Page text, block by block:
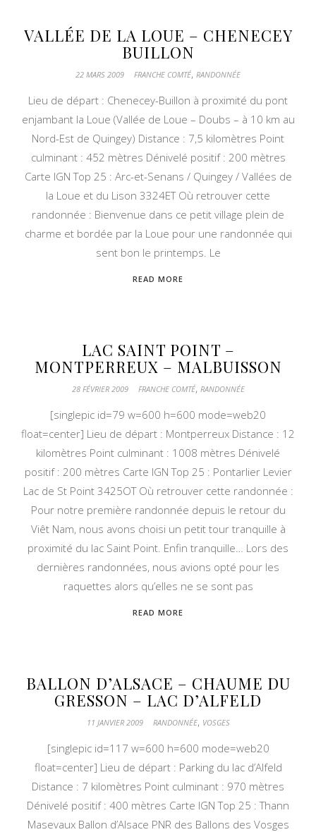
VALLÉE DE LA LOUE – CHENECEY
BUILLON
22 MARS 2009 FRANCHE COMTÉ, RANDONNÉE
Lieu de départ : Chenecey-Buillon à proximité du pont
enjambant la Loue (Vallée de Loue – Doubs – à 10 km au
Nord-Est de Quingey) Distance : 7,5 kilomètres Point
culminant : 452 mètres Dénivelé positif : 200 mètres
Carte IGN Top 25 : Arc-et-Senans / Quingey / Vallées de
la Loue et du Lison 3324ET Où retrouver cette
randonnée : Bienvenue dans ce petit village plein de
charme et bordée par la Loue pour une randonnée qui
sent bon le printemps. Le
READ MORE
LAC SAINT POINT –
MONTPERREUX – MALBUISSON
28 FÉVRIER 2009 FRANCHE COMTÉ, RANDONNÉE
[singlepic id=79 w=600 h=600 mode=web20
float=center] Lieu de départ : Montperreux Distance : 12
kilomètres Point culminant : 1008 mètres Dénivelé
positif : 200 mètres Carte IGN Top 25 : Pontarlier Levier
Lac de St Point 3425OT Où retrouver cette randonnée :
Pour notre première randonnée depuis le retour du
Viêt Nam, nous avons choisi un petit tour tranquille à
proximité du lac Saint Point. Enfin tranquille… Lors des
dernières randonnées, nous avions opté pour les
raquettes alors qu’elles ne se sont pas
READ MORE
BALLON D’ALSACE – CHAUME DU
GRESSON – LAC D’ALFELD
11 JANVIER 2009 RANDONNÉE, VOSGES
[singlepic id=117 w=600 h=600 mode=web20
float=center] Lieu de départ : Parking du lac d’Alfeld
Distance : 7 kilomètres Point culminant : 970 mètres
Dénivelé positif : 400 mètres Carte IGN Top 25 : Thann
Masevaux Ballon d’Alsace PNR des Ballons des Vosges